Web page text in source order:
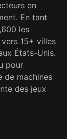
en
En tant
les
15+ villes
États-Unis.
pour
de machines
des jeux